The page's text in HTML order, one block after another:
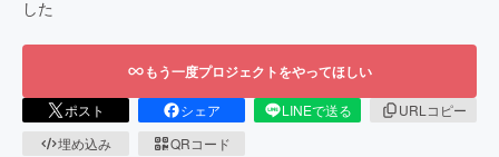
した
もう一度プロジェクトをやってほしい
ポスト シェア LINEで送る
URLコピー
埋め込み
QRコード